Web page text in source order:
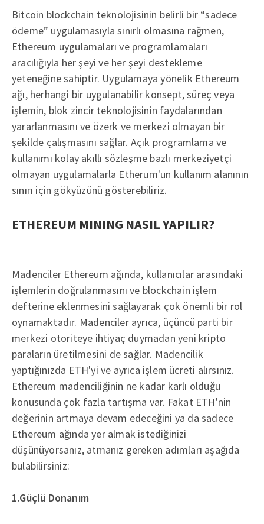
Bitcoin blockchain teknolojisinin belirli bir “sadece
ödeme” uygulamasıyla sınırlı olmasına rağmen,
Ethereum uygulamaları ve programlamaları
aracılığıyla her şeyi ve her şeyi destekleme
yeteneğine sahiptir. Uygulamaya yönelik Ethereum
ağı, herhangi bir uygulanabilir konsept, süreç veya
işlemin, blok zincir teknolojisinin faydalarından
yararlanmasını ve özerk ve merkezi olmayan bir
şekilde çalışmasını sağlar. Açık programlama ve
kullanımı kolay akıllı sözleşme bazlı merkeziyetçi
olmayan uygulamalarla Etherum'un kullanım alanının
sınırı için gökyüzünü gösterebiliriz.
ETHEREUM MINING NASIL YAPILIR?
Madenciler Ethereum ağında, kullanıcılar arasındaki
işlemlerin doğrulanmasını ve blockchain işlem
defterine eklenmesini sağlayarak çok önemli bir rol
oynamaktadır. Madenciler ayrıca, üçüncü parti bir
merkezi otoriteye ihtiyaç duymadan yeni kripto
paraların üretilmesini de sağlar. Madencilik
yaptığınızda ETH'yi ve ayrıca işlem ücreti alırsınız.
Ethereum madenciliğinin ne kadar karlı olduğu
konusunda çok fazla tartışma var. Fakat ETH'nin
değerinin artmaya devam edeceğini ya da sadece
Ethereum ağında yer almak istediğinizi
düşünüyorsanız, atmanız gereken adımları aşağıda
bulabilirsiniz:
1.Güçlü Donanım